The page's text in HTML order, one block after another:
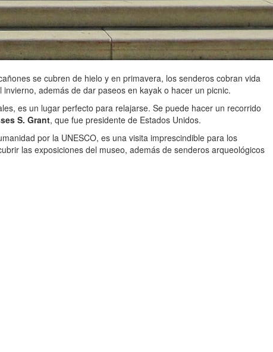
se cubren de hielo y en primavera, los senderos cobran vida
además de dar paseos en kayak o hacer un picnic.
es un lugar perfecto para relajarse. Se puede hacer un recorrido
S. Grant, que fue presidente de Estados Unidos.
por la UNESCO, es una visita imprescindible para los
las exposiciones del museo, además de senderos arqueológicos